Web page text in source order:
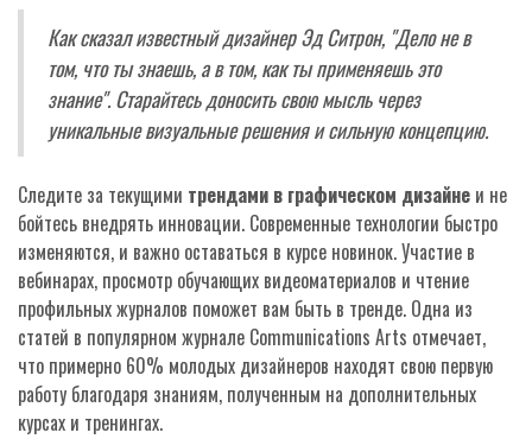
Как сказал известный дизайнер Эд Ситрон, "Дело не в
том, что ты знаешь, а в том, как ты применяешь это
знание". Старайтесь доносить свою мысль через
уникальные визуальные решения и сильную концепцию.
Следите за текущими трендами в графическом дизайне и не
бойтесь внедрять инновации. Современные технологии быстро
изменяются, и важно оставаться в курсе новинок. Участие в
вебинарах, просмотр обучающих видеоматериалов и чтение
профильных журналов поможет вам быть в тренде. Одна из
статей в популярном журнале Communications Arts отмечает,
что примерно 60% молодых дизайнеров находят свою первую
работу благодаря знаниям, полученным на дополнительных
курсах и тренингах.